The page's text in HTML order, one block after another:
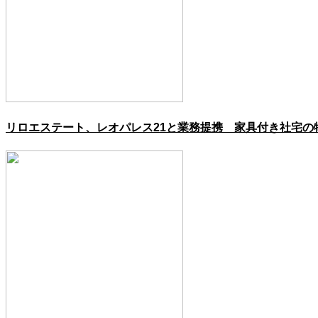
リロエステート、レオパレス21と業務提携 家具付き社宅の